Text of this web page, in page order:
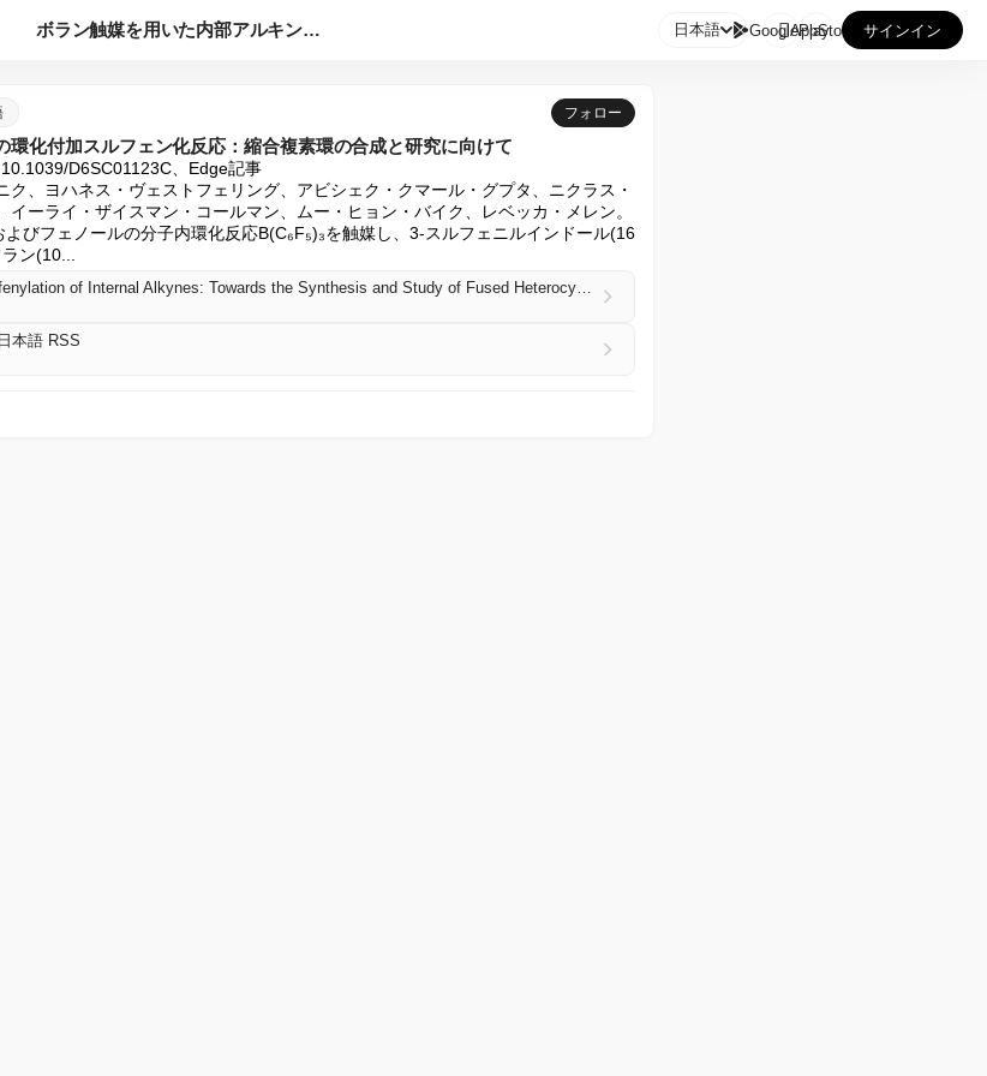
ボラン触媒を用いた内部アルキンの環化付加スルフェン化反応：縮... 日本語 GooglePlay
AppStore サインイン
フォロー
環化付加スルフェン化反応：縮合複素環の合成と研究に向けて
D6SC01123C、Edge記事
、ヨハネス・ヴェストフェリング、アビシェク・クマール・グプタ、ニクラス・
ーライ・ザイスマン・コールマン、ムー・ヒョン・バイク、レベッカ・メレン。
びフェノールの分子内環化反応B(C₆F₅)₃を触媒し、3-スルフェニルインドール(16
ン(10...
Borane Catalysed Annulative Sulfenylation of Internal Alkynes: Towards the Synthesis and Study of Fused Heterocycles
本語 RSS